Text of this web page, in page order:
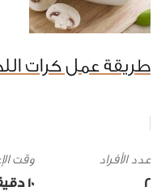
طريقة عمل كرات
2
وقت
10 ‎دقيقة